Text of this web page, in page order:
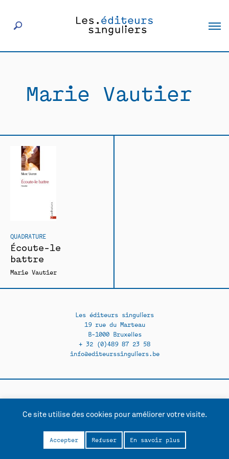
Éditeurs
Actualités
Rencontres
Marie Vautier
QUADRATURE
Écoute-le
battre
Marie Vautier
Les éditeurs singuliers
19 rue du Marteau
B-1000 Bruxelles
+ 32 (0)489 87 23 58
info@editeurssinguliers.be
Contact
Politique de confidentialité
Ce site utilise des cookies pour améliorer votre visite.
Accepter Refuser En savoir plus